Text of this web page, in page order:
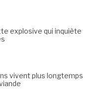
explosive qui inquiète
vivent plus longtemps